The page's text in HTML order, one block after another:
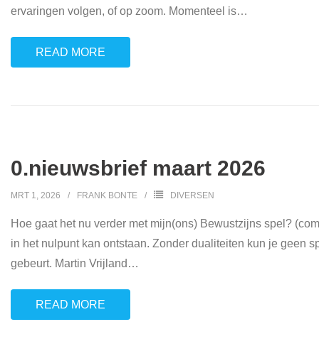
ervaringen volgen, of op zoom. Momenteel is…
READ MORE
0.nieuwsbrief maart 2026
MRT 1, 2026 FRANK BONTE DIVERSEN
Hoe gaat het nu verder met mijn(ons) Bewustzijns spel?
in het nulpunt kan ontstaan. Zonder dualiteiten kun je geen
gebeurt. Martin Vrijland …
READ MORE